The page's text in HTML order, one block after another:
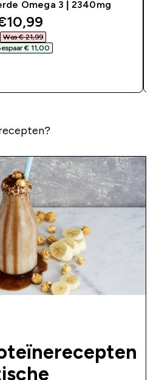
Omega 3 | 2340mg
price
Was € 21,99‎
€ 11,00‎